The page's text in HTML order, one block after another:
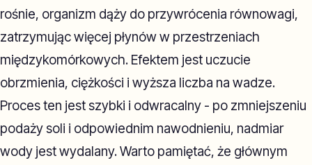
rośnie, organizm dąży do przywrócenia równowagi,
zatrzymując więcej płynów w przestrzeniach
międzykomórkowych. Efektem jest uczucie
obrzmienia, ciężkości i wyższa liczba na wadze.
Proces ten jest szybki i odwracalny - po zmniejszeniu
podaży soli i odpowiednim nawodnieniu, nadmiar
wody jest wydalany. Warto pamiętać, że głównym